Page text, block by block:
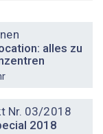
alles zu
Nr. 03/2018
2018